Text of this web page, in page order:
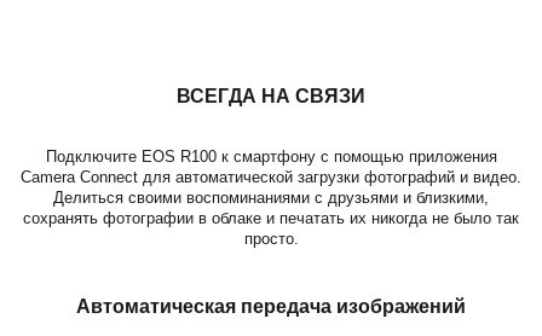
ВСЕГДА НА СВЯЗИ
Подключите EOS R100 к смартфону с помощью приложения
Camera Connect для автоматической загрузки фотографий и видео.
Делиться своими воспоминаниями с друзьями и близкими,
сохранять фотографии в облаке и печатать их никогда не было так
просто.
Автоматическая передача изображений